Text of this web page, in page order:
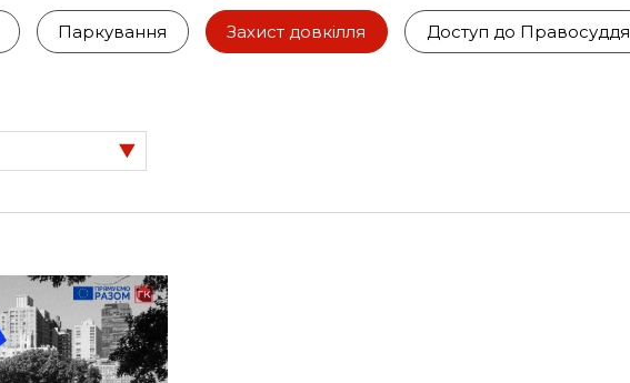
Паркування Захист довкілля Доступ до Правосуддя